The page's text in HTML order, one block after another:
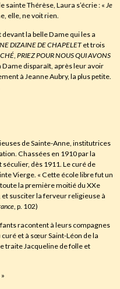
sainte Thérèse, Laura s’écrie : « Je
elle, ne voit rien.
la belle Dame qui les a
DIZAINE DE CHAPELETet trois
, PRIEZ POUR NOUS QUI AVONS
disparaît, après leur avoir
à Jeanne Aubry, la plus petite.
de Sainte-Anne, institutrices
Chassées en 1910 par la
dès 1911. Le curé de
Vierge. « Cette école libre fut un
la première moitié du XXe
susciter la ferveur religieuse à
, p. 102)
racontent à leurs compagnes
curé et à sœur Saint-Léon de la
traite Jacqueline de folle et